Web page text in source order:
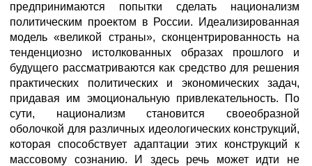
предпринимаются попытки сделать национализм
политическим проектом в России. Идеализированная
модель «великой страны», сконцентрированность на
тенденциозно истолкованных образах прошлого и
будущего рассматриваются как средство для решения
практических политических и экономических задач,
придавая им эмоциональную привлекательность. По
сути, национализм становится своеобразной
оболочкой для различных идеологических конструкций,
которая способствует адаптации этих конструкций к
массовому сознанию. И здесь речь может идти не